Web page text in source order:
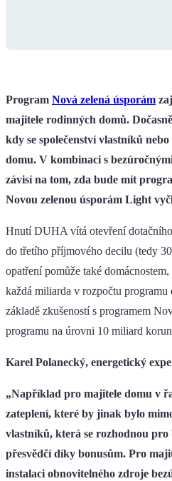
Program Nová zelená úsporám
majitele rodinných domů.
kdy se společenství vlastníků
domu. V kombinaci s
závisí na tom, zda bude mít
Novou zelenou úsporám Light
Hnutí DUHA vítá otevření
do třetího příjmového decilu (tedy
opatření pomůže také
každá miliarda v rozpočtu
základě zkušeností s programem
programu na úrovni 10 miliard
Karel Polanecký, energetický
„Například pro majitele domu v
zateplení, které by jinak bylo
vlastníků, která se rozhodnou
přesvědčí díky bonusům. Pro
instalaci obnovitelného zdroje